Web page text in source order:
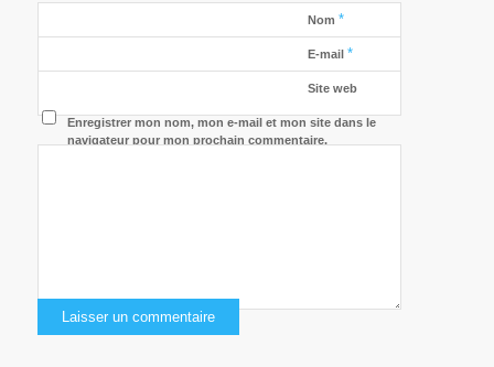
Nom *
E-mail *
Site web
Enregistrer mon nom, mon e-mail et mon site dans le
navigateur pour mon prochain commentaire.